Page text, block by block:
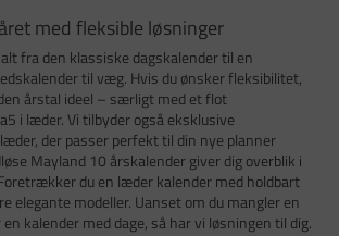
med fleksible løsninger
fra den klassiske dagskalender til en
til væg. Hvis du ønsker fleksibilitet,
årstal ideel – særligt med et flot
i læder. Vi tilbyder også eksklusive
der passer perfekt til din nye planner
Mayland 10 årskalender giver dig overblik i
du en læder kalender med holdbart
elegante modeller. Uanset om du mangler en
kalender med dage, så har vi løsningen til dig.